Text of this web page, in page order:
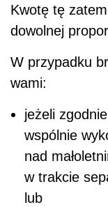
Kwotę tę
dowolnej
W przypadku
wami:
jeżeli
wspólnie
nad
w trakcie
lub